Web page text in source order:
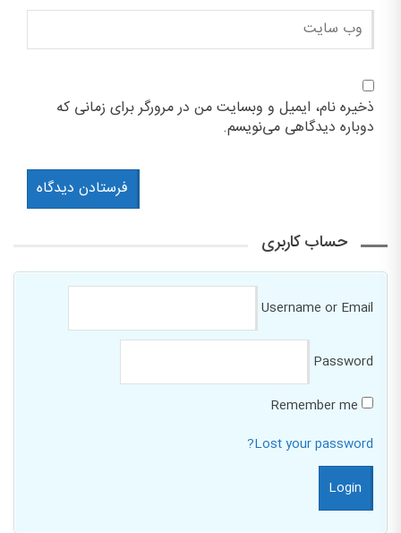
ذخیره نام، ایمیل و وبسایت من در مرورگر برای زمانی که
دوباره دیدگاهی می‌نویسم.
حساب کاربری
Username or Email
Password
Remember me
Lost your password?